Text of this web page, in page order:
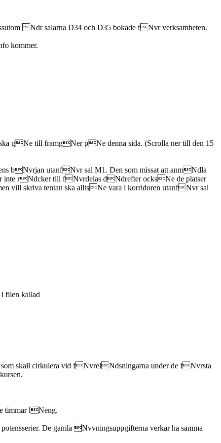
Ndr salarna D34 och D35 bokade fNvr verksamheten.
kommer.
gNe till framgNer pNe denna sida. (Scrolla ner till den 15
bNvrjan utanfNvr sal M1. Den som missat att anmNdla
inte rNdcker till fNvrdelas dNdrefter ocksNe de platser
vill skriva tentan ska alltsNe vara i korridoren utanfNvr sal
filen kallad
skall cirkulera vid fNvrelNdsningarna under de fNvrsta
timmar lNeng.
De gamla Nvvningsuppgifterna verkar ha samma